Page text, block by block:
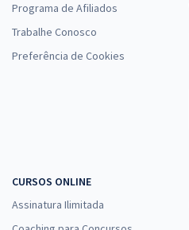
Programa de Afiliados
Trabalhe Conosco
Preferência de Cookies
CURSOS ONLINE
Assinatura Ilimitada